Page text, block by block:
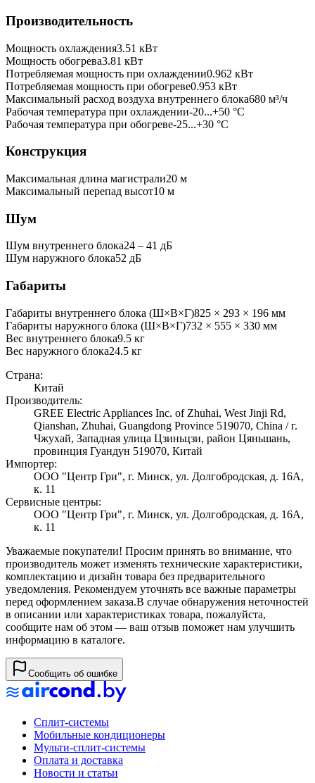
Производительность
Мощность охлаждения3.51 кВт
Мощность обогрева3.81 кВт
Потребляемая мощность при охлаждении0.962 кВт
Потребляемая мощность при обогреве0.953 кВт
Максимальный расход воздуха внутреннего блока680 м³/ч
Рабочая температура при охлаждении-20...+50 °C
Рабочая температура при обогреве-25...+30 °C
Конструкция
Максимальная длина магистрали20 м
Максимальный перепад высот10 м
Шум
Шум внутреннего блока24 ‒ 41 дБ
Шум наружного блока52 дБ
Габариты
Габариты внутреннего блока (Ш×В×Г)825 × 293 × 196 мм
Габариты наружного блока (Ш×В×Г)732 × 555 × 330 мм
Вес внутреннего блока9.5 кг
Вес наружного блока24.5 кг
Страна:
Китай
Производитель:
GREE Electric Appliances Inc. of Zhuhai, West Jinji Rd,
Qianshan, Zhuhai, Guangdong Province 519070, China / г.
Чжухай, Западная улица Цзиньцзи, район Цяньшань,
провинция Гуандун 519070, Китай
Импортер:
ООО "Центр Гри", г. Минск, ул. Долгобродская, д. 16А,
к. 11
Сервисные центры:
ООО "Центр Гри", г. Минск, ул. Долгобродская, д. 16А,
к. 11
Уважаемые покупатели! Просим принять во внимание, что
производитель может изменять технические характеристики,
комплектацию и дизайн товара без предварительного
уведомления. Рекомендуем уточнять все важные параметры
перед оформлением заказа.В случае обнаружения неточностей
в описании или характеристиках товара, пожалуйста,
сообщите нам об этом — ваш отзыв поможет нам улучшить
информацию в каталоге.
Сообщить об ошибке
Сплит-системы
Мобильные кондиционеры
Мульти-сплит-системы
Оплата и доставка
Новости и статьи